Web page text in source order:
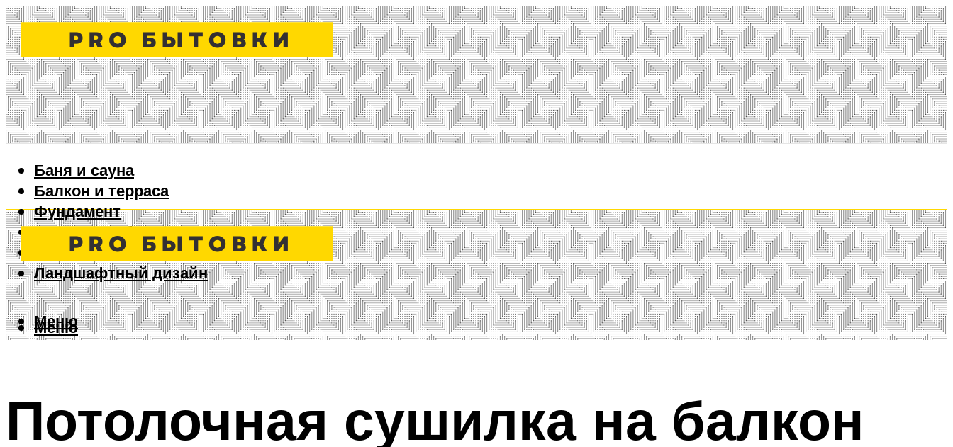
Баня и сауна
Балкон и терраса
Фундамент
Ворота и забор
Дизайн интерьера
Ландшафтный дизайн
Меню
Меню
Потолочная сушилка на балкон